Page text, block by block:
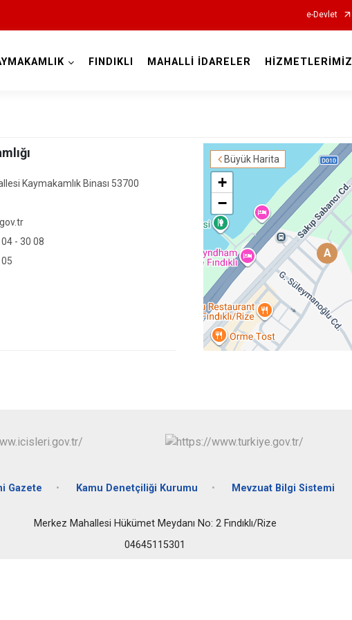
e-Devlet
Ardeşen
Çamlıhemşin
Çayeli
Derepazarı
Fındıklı
Güneysu
FINDIKLI MAHALLİ İDARELER HİZMETLERİMİZ
Büyük Harita
A
+
−
Kaymakamlık Binası 53700
- 30 08
Gazete Kamu Denetçiliği Kurumu Mevzuat Bilgi Sistemi
Merkez Mahallesi Hükümet Meydanı No: 2 Fındıklı/Rize
04645115301